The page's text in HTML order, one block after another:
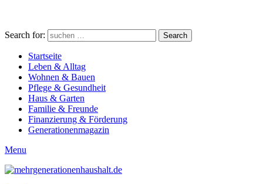
Search for: Search
Startseite
Leben & Alltag
Wohnen & Bauen
Pflege & Gesundheit
Haus & Garten
Familie & Freunde
Finanzierung & Förderung
Generationenmagazin
Menu